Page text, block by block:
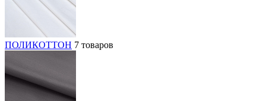
ПОЛИКОТТОН 7 товаров